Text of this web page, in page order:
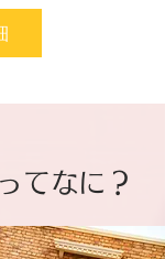
てなに？